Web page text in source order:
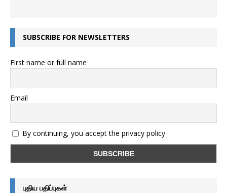
SUBSCRIBE FOR NEWSLETTERS
First name or full name
Email
By continuing, you accept the privacy policy
புதிய பதிப்புகள்